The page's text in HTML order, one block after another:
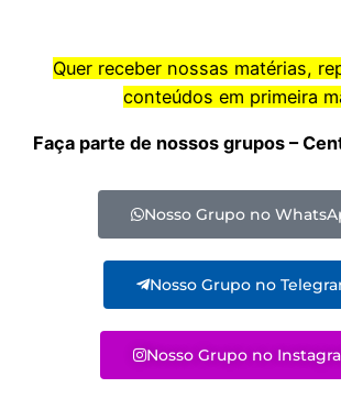
Quer receber nossas matérias,
conteúdos em primeira
Faça parte de nossos grupos –
Nosso Grupo no
Nosso Grupo no
Nosso Grupo no